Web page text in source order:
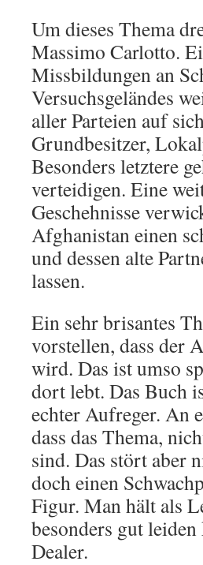
Um dieses Thema
Massimo Carlotto.
Missbildungen an
Versuchsgeländes
aller Parteien auf
Grundbesitzer,
Besonders letztere
verteidigen. Eine
Geschehnisse
Afghanistan einen
und dessen alte
lassen.
Ein sehr brisantes
vorstellen, dass der
wird. Das ist umso
dort lebt. Das Buch
echter Aufreger. An
dass das Thema,
sind. Das stört aber
doch einen
Figur. Man hält als
besonders gut
Dealer.